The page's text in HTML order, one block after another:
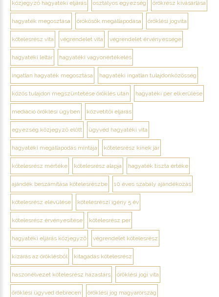
közjegyző hagyatéki eljárás osztályos egyezség örökrész kivásárlása
hagyaték megosztása örökösök megállapodása öröklési jogvita
kötelesrész vita végrendelet vita végrendelet érvényessége
hagyatéki leltár hagyatéki vagyonértékelés
ingatlan hagyaték megosztása hagyatéki ingatlan tulajdonközösség
közös tulajdon megszüntetése öröklés után hagyatéki per elkerülése
mediáció öröklési ügyben közvetítői eljárás
egyezség közjegyző előtt ügyvéd hagyatéki vita
hagyatéki megállapodás mintája kötelesrész kinek jár
kötelesrész mértéke kötelesrész alapja hagyaték tiszta értéke
ajándék beszámítása kötelesrészbe 10 éves szabály ajándékozás
kötelesrész elévülése kötelesrészi igény 5 év
kötelesrész érvényesítése kötelesrész per
hagyatéki eljárás közjegyző végrendelet kötelesrész
kizárás az öröklésből kitagadás kötelesrész
haszonélvezet kötelesrész házastárs öröklési jogi vita
öröklési ügyvéd debrecen öröklési jog magyarország